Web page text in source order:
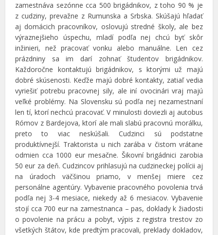
zamestnáva sezónne cca 500 brigádnikov, z toho 90 % je
z cudziny, prevažne z Rumunska a Srbska. Skúšajú hľadať
aj domácich pracovníkov, oslovujú stredné školy, ale bez
výraznejšieho úspechu, mladí podľa nej chcú byť skôr
inžinieri, než pracovať vonku alebo manuálne. Len cez
prázdniny sa im darí zohnať študentov brigádnikov.
Každoročne kontaktujú brigádnikov, s ktorými už majú
dobré skúsenosti. Keďže majú dobré kontakty, zatiaľ vedia
vyriešiť potrebu pracovnej sily, ale iní ovocinári vraj majú
veľké problémy. Na Slovensku sú podľa nej nezamestnaní
len tí, ktorí nechcú pracovať. V minulosti doviezli aj autobus
Rómov z Bardejova, ktorí ale mali slabú pracovnú morálku,
preto to viac neskúšali. Cudzinci sú podstatne
produktívnejší. Traktorista u nich zarába v čistom vrátane
odmien cca 1000 eur mesačne. Šikovní brigádnici zarobia
50 eur za deň. Cudzincov prihlasujú na cudzineckej polícii aj
na úradoch väčšinou priamo, v menšej miere cez
personálne agentúry. Vybavenie pracovného povolenia trvá
podľa nej 3-4 mesiace, niekedy až 6 mesiacov. Vybavenie
stojí cca 700 eur na zamestnanca – pas, doklady k žiadosti
o povolenie na prácu a pobyt, výpis z registra trestov zo
všetkých štátov, kde predtým pracovali, preklady dokladov,